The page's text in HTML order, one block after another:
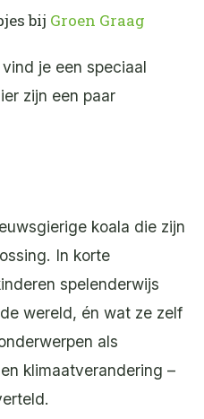
bij Groen Graag
je een speciaal
zijn een paar
koala die zijn
In korte
spelenderwijs
wereld, én wat ze zelf
als
klimaatverandering –